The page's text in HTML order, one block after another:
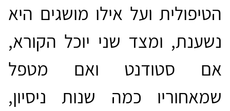
הטיפולית ועל אילו מושגים היא
נשענת, ומצד שני יוכל הקורא,
אם סטודנט ואם מטפל
שמאחוריו כמה שנות ניסיון,